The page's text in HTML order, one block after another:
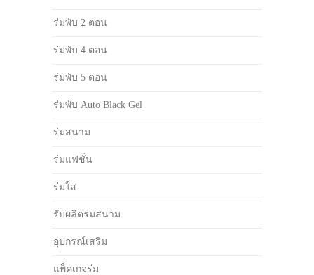
ร่มพับ 2 ตอน
ร่มพับ 4 ตอน
ร่มพับ 5 ตอน
ร่มพับ Auto Black Gel
ร่มสนาม
ร่มแฟชั่น
ร่มใส
รับผลิตร่มสนาม
อุปกรณ์เสริม
แพ็คเกจร่ม